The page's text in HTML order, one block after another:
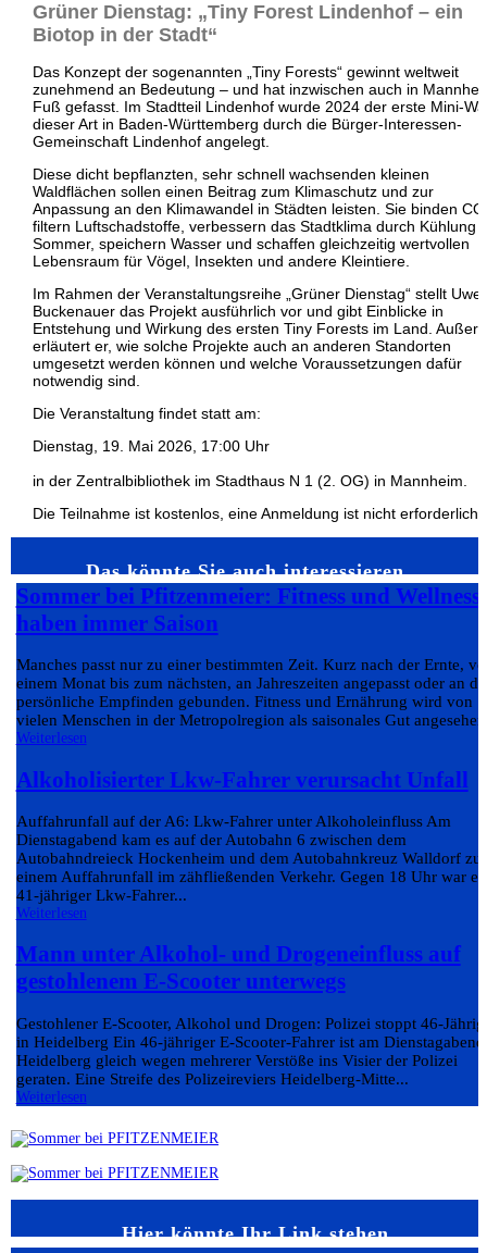
Grüner Dienstag: „Tiny Forest Lindenhof – ein
Biotop in der Stadt“
Das Konzept der sogenannten „Tiny Forests“ gewinnt weltweit
zunehmend an Bedeutung – und hat inzwischen auch in
Fuß gefasst. Im Stadtteil Lindenhof wurde 2024 der erste Mini-
dieser Art in Baden-Württemberg durch die Bürger-Interessen-
Gemeinschaft Lindenhof angelegt.
Diese dicht bepflanzten, sehr schnell wachsenden kleinen
Waldflächen sollen einen Beitrag zum Klimaschutz und zur
Anpassung an den Klimawandel in Städten leisten. Sie binden
filtern Luftschadstoffe, verbessern das Stadtklima durch Kühlung
Sommer, speichern Wasser und schaffen gleichzeitig wertvollen
Lebensraum für Vögel, Insekten und andere Kleintiere.
Im Rahmen der Veranstaltungsreihe „Grüner Dienstag“ stellt Uwe
Buckenauer das Projekt ausführlich vor und gibt Einblicke in
Entstehung und Wirkung des ersten Tiny Forests im Land.
erläutert er, wie solche Projekte auch an anderen Standorten
umgesetzt werden können und welche Voraussetzungen dafür
notwendig sind.
Die Veranstaltung findet statt am:
Dienstag, 19. Mai 2026, 17:00 Uhr
in der Zentralbibliothek im Stadthaus N 1 (2. OG) in Mannheim.
Die Teilnahme ist kostenlos, eine Anmeldung ist nicht erforderlich.
Das könnte Sie auch interessieren…
Sommer bei Pfitzenmeier: Fitness und Wellness
haben immer Saison
Manches passt nur zu einer bestimmten Zeit. Kurz nach der Ernte,
einem Monat bis zum nächsten, an Jahreszeiten angepasst oder an
persönliche Empfinden gebunden. Fitness und Ernährung wird von
vielen Menschen in der Metropolregion als saisonales Gut
Weiterlesen
Alkoholisierter Lkw-Fahrer verursacht Unfall
Auffahrunfall auf der A6: Lkw-Fahrer unter Alkoholeinfluss Am
Dienstagabend kam es auf der Autobahn 6 zwischen dem
Autobahndreieck Hockenheim und dem Autobahnkreuz Walldorf zu
einem Auffahrunfall im zähfließenden Verkehr. Gegen 18 Uhr war
41-jähriger Lkw-Fahrer...
Weiterlesen
Mann unter Alkohol- und Drogeneinfluss auf
gestohlenem E-Scooter unterwegs
Gestohlener E-Scooter, Alkohol und Drogen: Polizei stoppt 46-
in Heidelberg Ein 46-jähriger E-Scooter-Fahrer ist am
Heidelberg gleich wegen mehrerer Verstöße ins Visier der Polizei
geraten. Eine Streife des Polizeireviers Heidelberg-Mitte...
Weiterlesen
Hier könnte Ihr Link stehen